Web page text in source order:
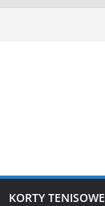
KORTY TENISOWE